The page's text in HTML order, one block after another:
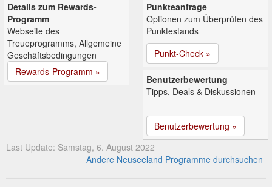
Details zum Rewards-
Programm
Webseite des
Treueprogramms, Allgemeine
Geschäftsbedingungen
Rewards-Programm »
Punkteanfrage
Optionen zum Überprüfen des
Punktestands
Punkt-Check »
Benutzerbewertung
Tipps, Deals & Diskussionen
Benutzerbewertung »
Last Update: Samstag, 6. August 2022
Andere Neuseeland Programme durchsuchen